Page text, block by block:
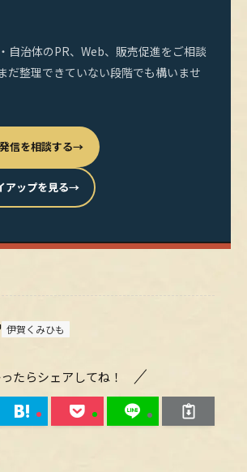
自治体のPR、Web、販売促進をご相談
だ整理できていない段階でも構いませ
信を相談する→
アップを見る→
伊賀くみひも
たらシェアしてね！